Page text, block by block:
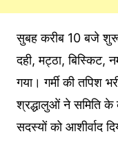
सुबह करीब 10 बजे शुरू
दही, मट्ठा, बिस्किट,
गया। गर्मी की तपिश
श्रद्धालुओं ने समिति के
सदस्यों को आशीर्वाद